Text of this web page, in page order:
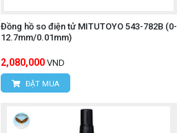
Đồng hồ so điện tử MITUTOYO 543-782B (0-
12.7mm/0.01mm)
2,080,000 VND
ĐẶT MUA